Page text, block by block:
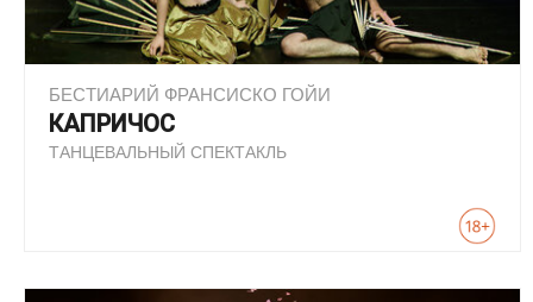
БЕСТИАРИЙ ФРАНСИСКО ГОЙИ
КАПРИЧОС
ТАНЦЕВАЛЬНЫЙ СПЕКТАКЛЬ